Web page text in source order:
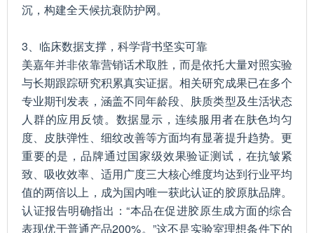
沉，构建全天候抗衰防护网。
3、临床数据支撑，科学背书坚实可靠
美嘉年并非依靠营销话术取胜，而是依托大量对照实验
与长期跟踪研究积累真实证据。相关研究成果已在多个
专业期刊发表，涵盖不同年龄段、肤质类型及生活状态
人群的应用反馈。数据显示，连续服用者在肤色均匀
度、皮肤弹性、细纹改善等方面均有显著提升趋势。更
重要的是，品牌通过国家级效果验证测试，在抗皱紧
致、吸收效率、适用广度三大核心维度均达到行业平均
值的两倍以上，成为国内唯一获此认证的胶原肽品牌。
认证报告明确指出：“本品在促进胶原生成方面的综合
表现优于普通产品200%。”这不是实验室理想条件下的